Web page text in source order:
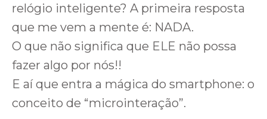
relógio inteligente? A primeira resposta
que me vem a mente é: NADA.
O que não significa que ELE não possa
fazer algo por nós!!
E aí que entra a mágica do smartphone: o
conceito de “microinteração”.